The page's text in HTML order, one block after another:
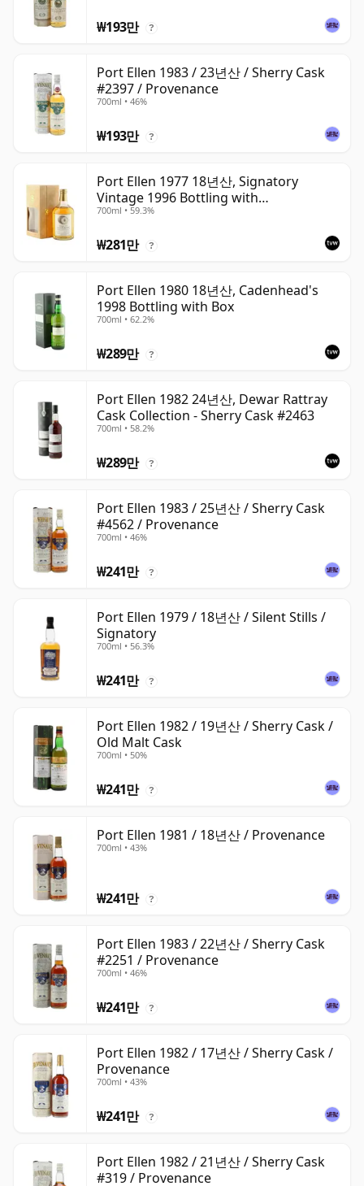
₩193만 ?
Port Ellen 1983 / 23년산 / Sherry Cask
#2397 / Provenance
700ml • 46%
₩193만 ?
Port Ellen 1977 18년산, Signatory
Vintage 1996 Bottling with
Presentation Box - Cask 5566
700ml • 59.3%
₩281만 ?
Port Ellen 1980 18년산, Cadenhead's
1998 Bottling with Box
700ml • 62.2%
₩289만 ?
Port Ellen 1982 24년산, Dewar Rattray
Cask Collection - Sherry Cask #2463
700ml • 58.2%
₩289만 ?
Port Ellen 1983 / 25년산 / Sherry Cask
#4562 / Provenance
700ml • 46%
₩241만 ?
Port Ellen 1979 / 18년산 / Silent Stills /
Signatory
700ml • 56.3%
₩241만 ?
Port Ellen 1982 / 19년산 / Sherry Cask /
Old Malt Cask
700ml • 50%
₩241만 ?
Port Ellen 1981 / 18년산 / Provenance
700ml • 43%
₩241만 ?
Port Ellen 1983 / 22년산 / Sherry Cask
#2251 / Provenance
700ml • 46%
₩241만 ?
Port Ellen 1982 / 17년산 / Sherry Cask /
Provenance
700ml • 43%
₩241만 ?
Port Ellen 1982 / 21년산 / Sherry Cask
#319 / Provenance